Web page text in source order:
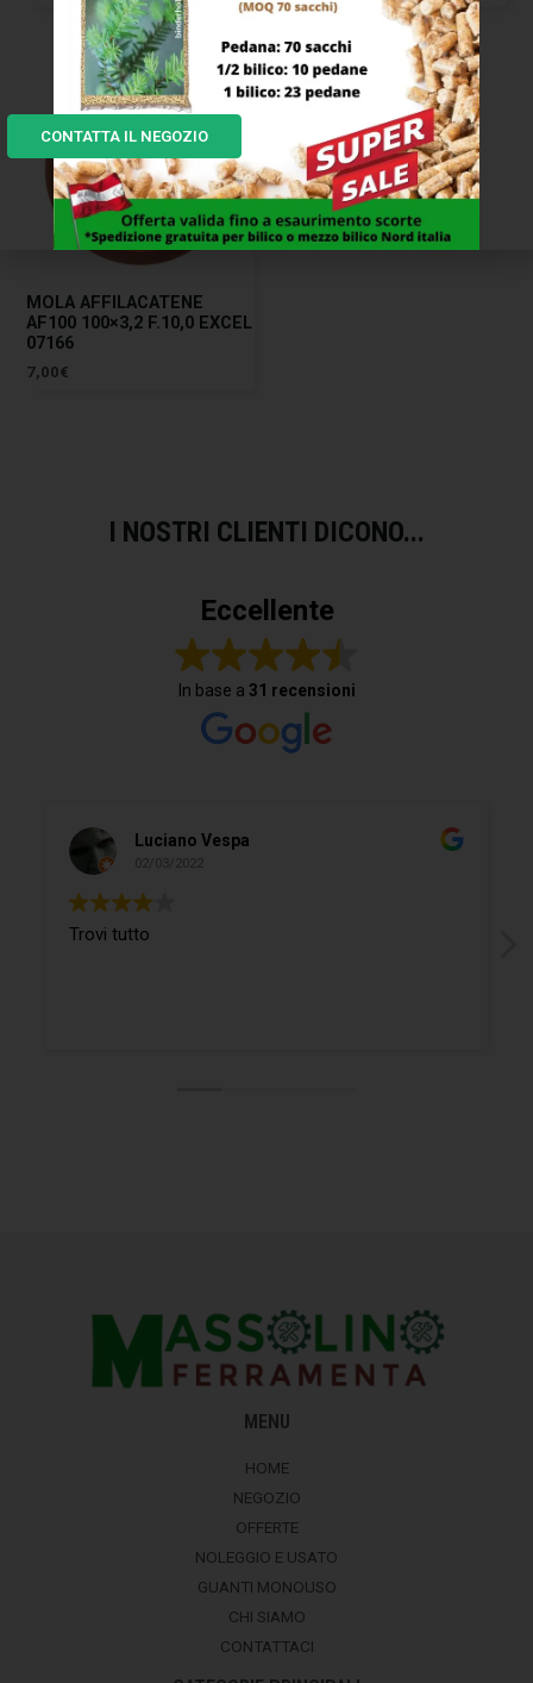
MOLA AFFILACATENE
AF100 100×3,2 F.10,0 EXCEL
07166
7,00€
I NOSTRI CLIENTI DICONO...
Eccellente
In base a 31 recensioni
Luciano Vespa
02/03/2022
Trovi tutto
MENU
HOME
NEGOZIO
OFFERTE
NOLEGGIO E USATO
GUANTI MONOUSO
CHI SIAMO
CONTATTACI
CONTATTA IL NEGOZIO